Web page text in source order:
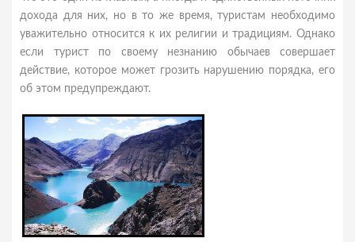
дохода для них, но в то же время, туристам необходимо
уважительно относится к их религии и традициям. Однако
если турист по своему незнанию обычаев совершает
действие, которое может грозить нарушению порядка, его
об этом предупреждают.